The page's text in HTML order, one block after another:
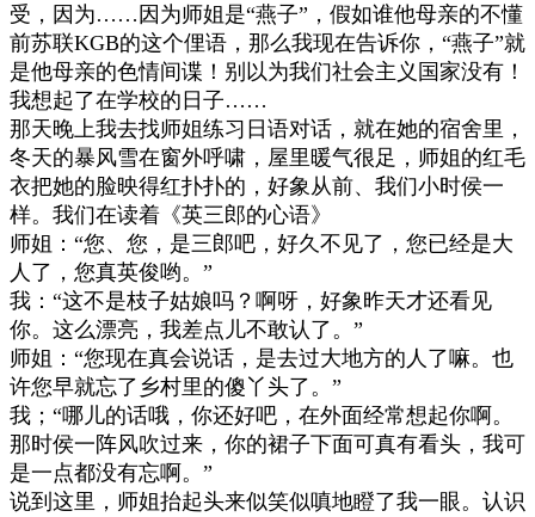
受，因为…… 因为师姐是“燕子” ，假如谁他母亲的不懂
前苏联KGB的这个俚语，那么我现在告诉你， “燕子”就
是他母亲的色情间谍！别以为我们社会主义国家没有！
我想起了在学校的日子……
那天晚上我去找师姐练习日语对话，就在她的宿舍里，
冬天的暴风雪在窗外呼啸，屋里暖气很足，师姐的红毛
衣把她的脸映得红扑扑的，好象从前、我们小时侯一
样。我们在读着《英三郎的心语》
师姐： “您、您，是三郎吧，好久不见了，您已经是大
人了，您真英俊哟。 ”
我： “这不是枝子姑娘吗？啊呀，好象昨天才还看见
你。这么漂亮，我差点儿不敢认了。 ”
师姐： “您现在真会说话，是去过大地方的人了嘛。也
许您早就忘了乡村里的傻丫头了。 ”
我； “哪儿的话哦，你还好吧，在外面经常想起你啊。
那时侯一阵风吹过来，你的裙子下面可真有看头，我可
是一点都没有忘啊。 ”
说到这里，师姐抬起头来似笑似嗔地瞪了我一眼。认识